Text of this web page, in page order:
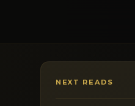
NEXT READS